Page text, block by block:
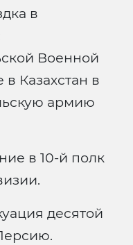
в
Военной
Казахстан в
армию
в 10-й полк
десятой